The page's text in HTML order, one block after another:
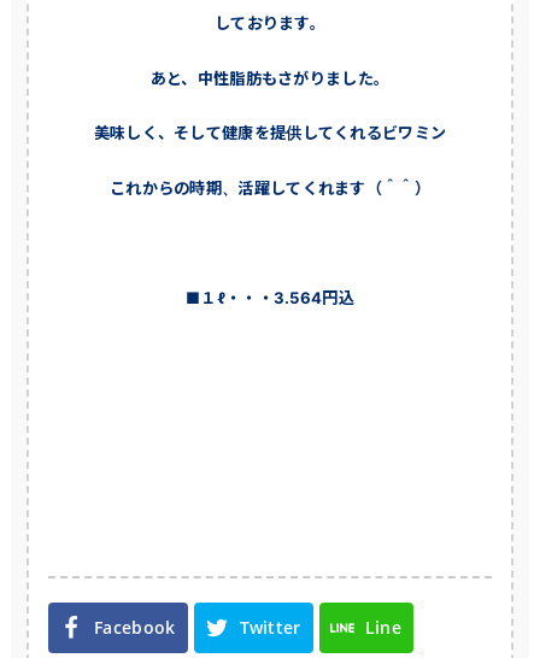
しております。
あと、中性脂肪もさがりました。
美味しく、そして健康を提供してくれるビワミン
これからの時期、活躍してくれます（＾＾）
■１ℓ・・・3.564円込
Facebook Twitter Line